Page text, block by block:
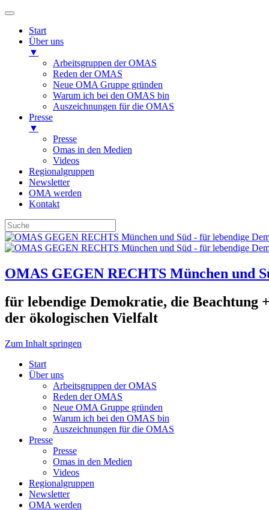
Start
Über uns
▼
Arbeitsgruppen der OMAS
Reden der OMAS
Neue OMA Gruppe gründen
Warum ich bei den OMAS bin
Auszeichnungen für die OMAS
Presse
▼
Presse
Omas in den Medien
Videos
Regionalgruppen
Newsletter
OMA werden
Kontakt
OMAS GEGEN RECHTS München und
für lebendige Demokratie, die Beachtung
der ökologischen Vielfalt
Zum Inhalt springen
Start
Über uns
Arbeitsgruppen der OMAS
Reden der OMAS
Neue OMA Gruppe gründen
Warum ich bei den OMAS bin
Auszeichnungen für die OMAS
Presse
Presse
Omas in den Medien
Videos
Regionalgruppen
Newsletter
OMA werden